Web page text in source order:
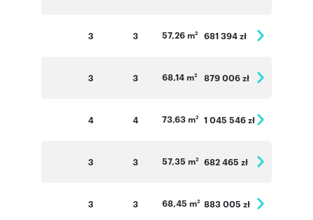
3 3 57,26 m2 681 394 zł
3 3 68,14 m2 879 006 zł
4 4 73,63 m2 1 045 546 zł
3 3 57,35 m2 682 465 zł
3 3 68,45 m2 883 005 zł